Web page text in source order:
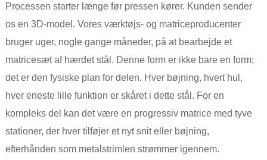
Processen starter længe før pressen kører. Kunden sender
os en 3D-model. Vores værktøjs- og matriceproducenter
bruger uger, nogle gange måneder, på at bearbejde et
matricesæt af hærdet stål. Denne form er ikke bare en form;
det er den fysiske plan for delen. Hver bøjning, hvert hul,
hver eneste lille funktion er skåret i dette stål. For en
kompleks del kan det være en progressiv matrice med tyve
stationer, der hver tilføjer et nyt snit eller bøjning,
efterhånden som metalstrimlen strømmer igennem.